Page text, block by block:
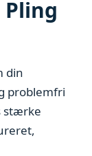
din
problemfri
stærke